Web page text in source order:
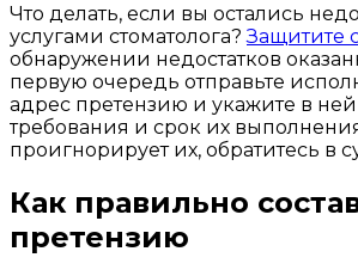
Что делать, если вы остались
услугами стоматолога?Защитите
обнаружении недостатков
первую очередь отправьте
адрес претензию и укажите в
требования и срок их
проигнорирует их, обратитесь в
Как правильно
претензию